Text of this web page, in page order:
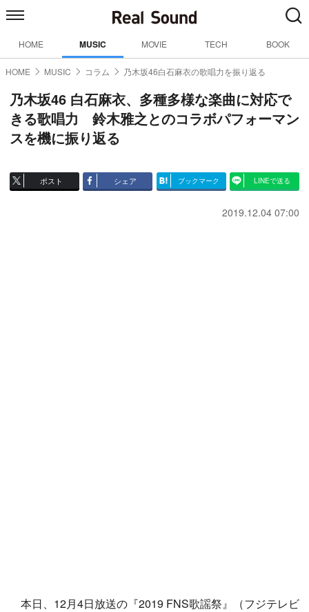
HOME MUSIC MOVIE TECH BOOK
HOME MUSIC コラム 乃木坂46白石麻衣の歌唱力を振り返る
乃木坂46 白石麻衣、多種多様な楽曲に対応で
きる歌唱力 鈴木雅之とのコラボパフォーマン
スを機に振り返る
ポスト シェア ブックマーク LINEで送る
2019.12.04 07:00
本日、12月4日放送の『2019 FNS歌謡祭』（フジテレビ